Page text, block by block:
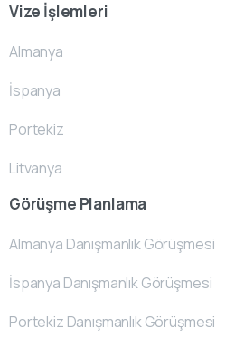
Vize İşlemleri
Almanya
İspanya
Portekiz
Litvanya
Görüşme Planlama
Almanya Danışmanlık Görüşmesi
İspanya Danışmanlık Görüşmesi
Portekiz Danışmanlık Görüşmesi